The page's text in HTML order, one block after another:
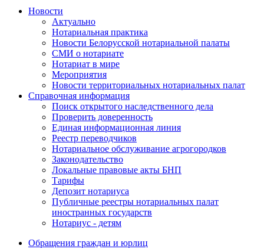
Новости
Актуально
Нотариальная практика
Новости Белорусской нотариальной палаты
СМИ о нотариате
Нотариат в мире
Мероприятия
Новости территориальных нотариальных палат
Справочная информация
Поиск открытого наследственного дела
Проверить доверенность
Единая информационная линия
Реестр переводчиков
Нотариальное обслуживание агрогородков
Законодательство
Локальные правовые акты БНП
Тарифы
Депозит нотариуса
Публичные реестры нотариальных палат
иностранных государств
Нотариус - детям
Обращения граждан и юрлиц